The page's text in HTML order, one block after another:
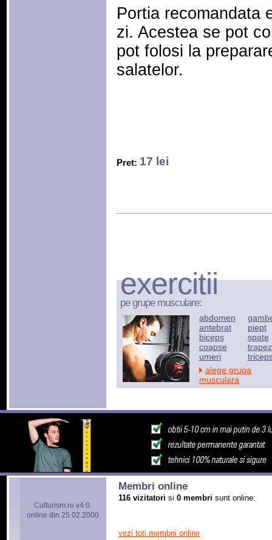
Portia recomandata
zi. Acestea se pot
pot folosi la
salatelor.
Pret: 17 lei
exercitii
pe grupe musculare:
abdomen
antebrat
biceps
coapse
umeri
piept
spate
trapez
alege grupa
musculara
Culturism.ro v4.0.
online din 25.02.2000
Membri online
116 vizitatori si 0 membri sunt online:
vezi toti membrii online